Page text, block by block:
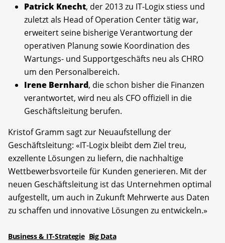
Patrick Knecht, der 2013 zu IT-Logix stiess und
zuletzt als Head of Operation Center tätig war,
erweitert seine bisherige Verantwortung der
operativen Planung sowie Koordination des
Wartungs- und Supportgeschäfts neu als CHRO
um den Personalbereich.
Irene Bernhard, die schon bisher die Finanzen
verantwortet, wird neu als CFO offiziell in die
Geschäftsleitung berufen.
Kristof Gramm sagt zur Neuaufstellung der
Geschäftsleitung: «IT-Logix bleibt dem Ziel treu,
exzellente Lösungen zu liefern, die nachhaltige
Wettbewerbsvorteile für Kunden generieren. Mit der
neuen Geschäftsleitung ist das Unternehmen optimal
aufgestellt, um auch in Zukunft Mehrwerte aus Daten
zu schaffen und innovative Lösungen zu entwickeln.»
Business & IT-Strategie Big Data